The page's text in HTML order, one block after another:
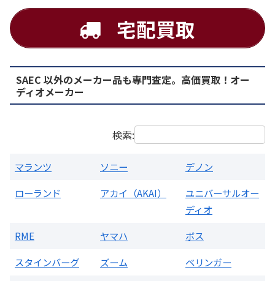
PMA-1500AE プリメインアンプ
買取価格：お問合せください
宅配買取
SAEC 以外のメーカー品も専門査定。高価買取！オー
ディオメーカー
検索:
マランツ ソニー
デノン
ローランド
アカイ（AKAI）
ユニバーサルオー
ディオ
RME
ヤマハ
ボス
スタインバーグ
ズーム
ベリンガー